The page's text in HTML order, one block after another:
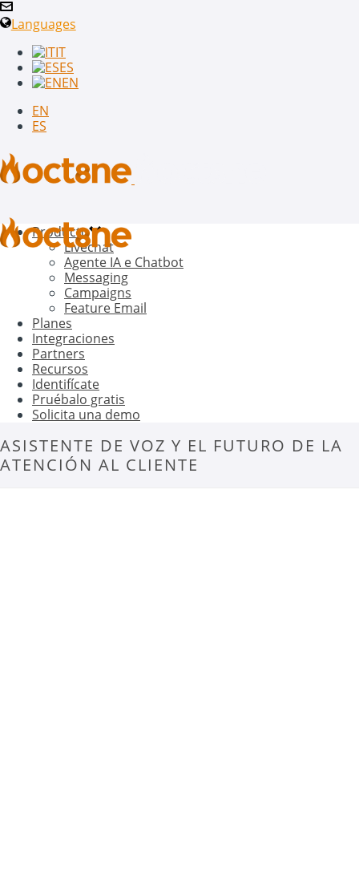
Languages
IT
ES
EN
EN
ES
Producto
Livechat
Agente IA e Chatbot
Messaging
Campaigns
Feature Email
Planes
Integraciones
Partners
Recursos
Identifícate
Pruébalo gratis
Solicita una demo
ASISTENTE DE VOZ Y EL FUTURO DE LA
ATENCIÓN AL CLIENTE